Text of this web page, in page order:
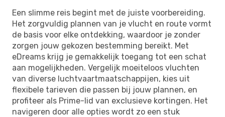
Een slimme reis begint met de juiste voorbereiding.
Het zorgvuldig plannen van je vlucht en route vormt
de basis voor elke ontdekking, waardoor je zonder
zorgen jouw gekozen bestemming bereikt. Met
eDreams krijg je gemakkelijk toegang tot een schat
aan mogelijkheden. Vergelijk moeiteloos vluchten
van diverse luchtvaartmaatschappijen, kies uit
flexibele tarieven die passen bij jouw plannen, en
profiteer als Prime-lid van exclusieve kortingen. Het
navigeren door alle opties wordt zo een stuk